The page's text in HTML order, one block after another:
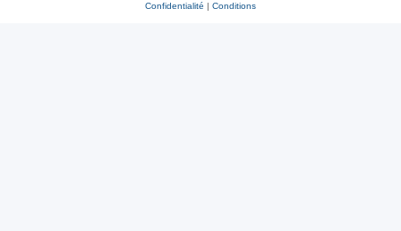
Confidentialité | Conditions